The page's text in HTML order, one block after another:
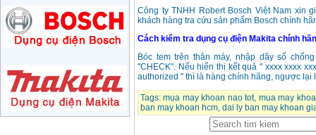
May Khoan Bosch
Bo may khoan Bosch
GSB 13RE hop nhua
100 chi tiet
Công ty TNHH Robert Bosch Việt Nam xin
khách hàng tra cứu sản phẩm Bosch chính
Cách kiểm tra dụng cụ điện Makita chính
Bóc tem trên thân máy, nhập dãy số
"CHECK". Nếu hiển thị kết quả " xxxx xxxx
authorized " thì là hàng chính hãng, ngược lại
Tags:mua may khoan nao tot, mua may
ban may khoan hcm, dai ly ban may khoan